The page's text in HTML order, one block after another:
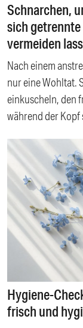
Schnarchen,
sich
vermeiden
Nach einem
nur eine Wohltat.
einkuscheln, den
während der Kopf
Erholungsphase,
erholen und
der Schlaf
Auswirkungen
auf der anderen
wälzt oder gar
gezwungen ist,
mitzuerleben.
Schlafzimmer mit
nicht über kurz
Hygiene-
frisch und